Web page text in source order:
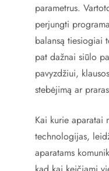
parametrus.
perjungti
balansą tiesiogiai
pat dažnai siūlo
pavyzdžiui,
stebėjimą ar
Kai kurie aparatai
technologijas,
aparatams